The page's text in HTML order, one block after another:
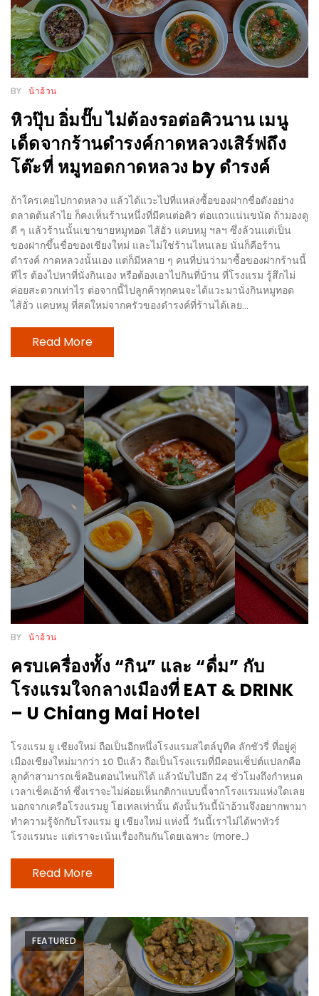
ใส
ปิ๊
งด้วย
HUAWEI
PLUS
สมา
ร์ท
โฟน
เอาใจ
ขา
กิน
โดย
เฉพาะ
ไม่
กิน
ไม่
ยั้ง
หมู
กระทะ
&
ทะเล
เผา
เชียงใหม่
งบ
บาน
ปลาย
เกิน
300
บาท
กับ
เว็บ
น้า
อ้วน
ชวน
หิว
เจ้าของ
แนะนำ
ร้าน
เพื่อน
BY น้าอ้วน
หิวปุ๊บ อิ่มปั๊บ ไม่ต้องรอต่อคิวนาน เมนู
เด็ดจากร้านดำรงค์กาดหลวงเสิร์ฟถึง
โต๊ะที่ หมูทอดกาดหลวง by ดำรงค์
ถ้าใครเคยไปกาดหลวง แล้วได้แวะไปที่แหล่งซื้อของฝากชื่อดังอย่าง
ตลาดต้นลำไย ก็คงเห็นร้านหนึ่งที่มีคนต่อคิว ต่อแถวแน่นขนัด ถ้ามองดู
ดี ๆ แล้วร้านนั้นเขาขายหมูทอด ไส้อั่ว แคบหมู ฯลฯ ซึ่งล้วนแต่เป็น
ของฝากขึ้นชื่อของเชียงใหม่ และไม่ใช่ร้านไหนเลย นั่นก็คือร้าน
ดำรงค์ กาดหลวงนั้นเอง แต่ก็มีหลาย ๆ คนที่บ่นว่ามาซื้อของฝากร้านนี้
ทีไร ต้องไปหาที่นั่งกินเอง หรือต้องเอาไปกินที่บ้าน ที่โรงแรม รู้สึกไม่
ค่อยสะดวกเท่าไร ต่อจากนี้ไปลูกค้าทุกคนจะได้แวะมานั่งกินหมูทอด
ไส้อั่ว แคบหมู ที่สดใหม่จากครัวของดำรงค์ที่ร้านได้เลย...
Read More
BY น้าอ้วน
ครบเครื่องทั้ง “กิน” และ “ดื่ม” กับ
โรงแรมใจกลางเมืองที่ EAT & DRINK
– U Chiang Mai Hotel
โรงแรม ยู เชียงใหม่ ถือเป็นอีกหนึ่งโรงแรมสไตล์บูทีค ลักชัวรี่ ที่อยู่คู่
เมืองเชียงใหม่มากว่า 10 ปีแล้ว ถือเป็นโรงแรมที่มีคอนเซ็ปต์แปลกคือ
ลูกค้าสามารถเช็คอินตอนไหนก็ได้ แล้วนับไปอีก 24 ชั่วโมงถึงกำหนด
เวลาเช็คเอ้าท์ ซึ่งเราจะไม่ค่อยเห็นกติกาแบบนี้จากโรงแรมแห่งใดเลย
นอกจากเครือโรงแรมยู โฮเทลเท่านั้น ดังนั้นวันนี้น้าอ้วนจึงอยากพามา
ทำความรู้จักกับโรงแรม ยู เชียงใหม่ แห่งนี้ วันนี้เราไม่ได้พาทัวร์
โรงแรมนะ แต่เราจะเน้นเรื่องกินกันโดยเฉพาะ (more…)
Read More
FEATURED